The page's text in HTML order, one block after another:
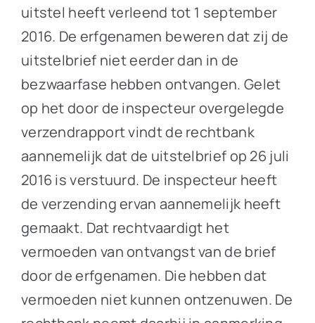
uitstel heeft verleend tot 1 september
2016. De erfgenamen beweren dat zij de
uitstelbrief niet eerder dan in de
bezwaarfase hebben ontvangen. Gelet
op het door de inspecteur overgelegde
verzendrapport vindt de rechtbank
aannemelijk dat de uitstelbrief op 26 juli
2016 is verstuurd. De inspecteur heeft
de verzending ervan aannemelijk heeft
gemaakt. Dat rechtvaardigt het
vermoeden van ontvangst van de brief
door de erfgenamen. Die hebben dat
vermoeden niet kunnen ontzenuwen. De